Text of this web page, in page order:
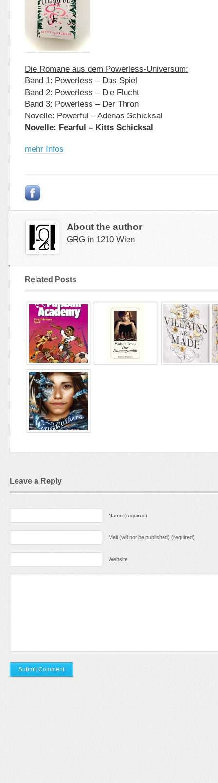
Die Romane aus dem Powerless-Universum:
Band 1: Powerless – Das Spiel
Band 2: Powerless – Die Flucht
Band 3: Powerless – Der Thron
Novelle: Powerful – Adenas Schicksal
Novelle: Fearful – Kitts Schicksal
mehr Infos
About the author
GRG in 1210 Wien
Related Posts
Leave a Reply
Name (required)
Mail (will not be published) (required)
Website